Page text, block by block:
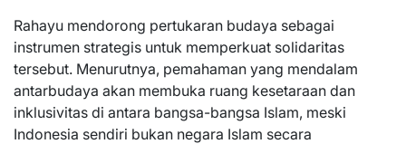
Rahayu mendorong pertukaran budaya sebagai
instrumen strategis untuk memperkuat solidaritas
tersebut. Menurutnya, pemahaman yang mendalam
antarbudaya akan membuka ruang kesetaraan dan
inklusivitas di antara bangsa-bangsa Islam, meski
Indonesia sendiri bukan negara Islam secara